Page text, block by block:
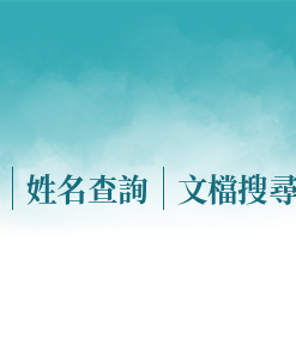
姓名查詢 文檔搜